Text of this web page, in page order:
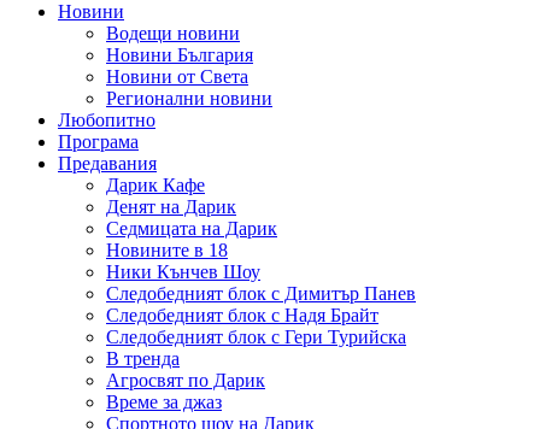
Новини
Водещи новини
Новини България
Новини от Света
Регионални новини
Любопитно
Програма
Предавания
Дарик Кафе
Денят на Дарик
Седмицата на Дарик
Новините в 18
Ники Кънчев Шоу
Следобедният блок с Димитър Панев
Следобедният блок с Надя Брайт
Следобедният блок с Гери Турийска
В тренда
Агросвят по Дарик
Време за джаз
Спортното шоу на Дарик